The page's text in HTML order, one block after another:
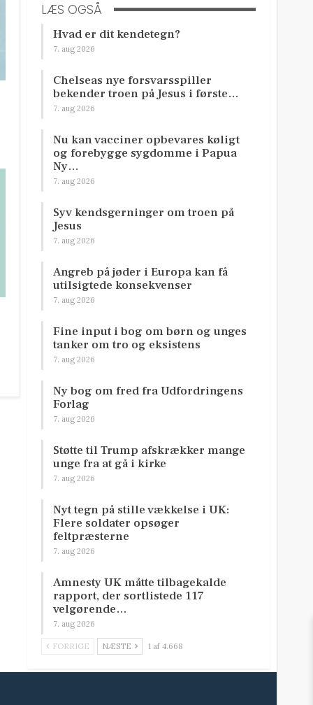
LÆS OGSÅ
Hvad er dit kendetegn?
7. aug 2026
Chelseas nye forsvarsspiller
bekender troen på Jesus i første…
7. aug 2026
Nu kan vacciner opbevares køligt
og forebygge sygdomme i Papua
Ny…
7. aug 2026
Syv kendsgerninger om troen på
Jesus
7. aug 2026
Angreb på jøder i Europa kan få
utilsigtede konsekvenser
7. aug 2026
Fine input i bog om børn og unges
tanker om tro og eksistens
7. aug 2026
Ny bog om fred fra Udfordringens
Forlag
7. aug 2026
Støtte til Trump afskrækker mange
unge fra at gå i kirke
7. aug 2026
Nyt tegn på stille vækkelse i UK:
Flere soldater opsøger
feltpræsterne
7. aug 2026
Amnesty UK måtte tilbagekalde
rapport, der sortlistede 117
velgørende…
7. aug 2026
FORRIGE NÆSTE 1 af 4.668